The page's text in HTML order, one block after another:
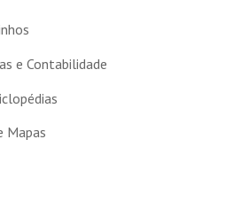
e Contabilidade
Mapas